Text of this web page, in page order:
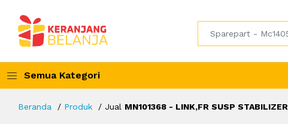
Semua Kategori
Beranda Produk Jual MN101368 - LINK,FR SUSP STABILIZER